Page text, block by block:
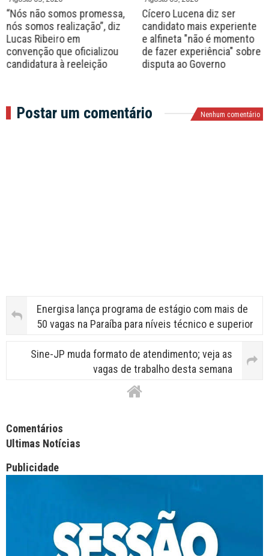
“Nós não somos promessa,
nós somos realização”, diz
Lucas Ribeiro em
convenção que oficializou
candidatura à reeleição
Cícero Lucena diz ser
candidato mais experiente
e alfineta "não é momento
de fazer experiência" sobre
disputa ao Governo
Postar um comentário Nenhum comentário
Energisa lança programa de estágio com mais de
50 vagas na Paraíba para níveis técnico e superior
Sine-JP muda formato de atendimento; veja as
vagas de trabalho desta semana
Facebook Comments APPID
Comentários
Ultimas Notícias
Publicidade